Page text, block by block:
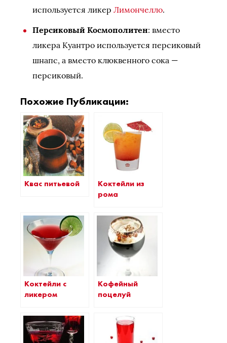
используется ликер Лимончелло.
Персиковый Космополитен: вместо
ликера Куантро используется персиковый
шнапс, а вместо клюквенного сока —
персиковый.
Похожие Публикации:
Квас питьевой
Коктейли из
рома
Коктейли с
ликером
Кофейный
поцелуй